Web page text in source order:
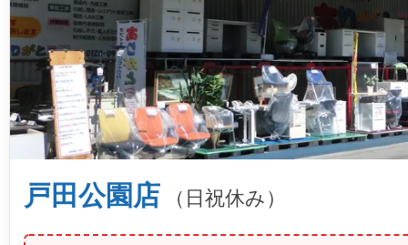
戸田公園店 （日祝休み）